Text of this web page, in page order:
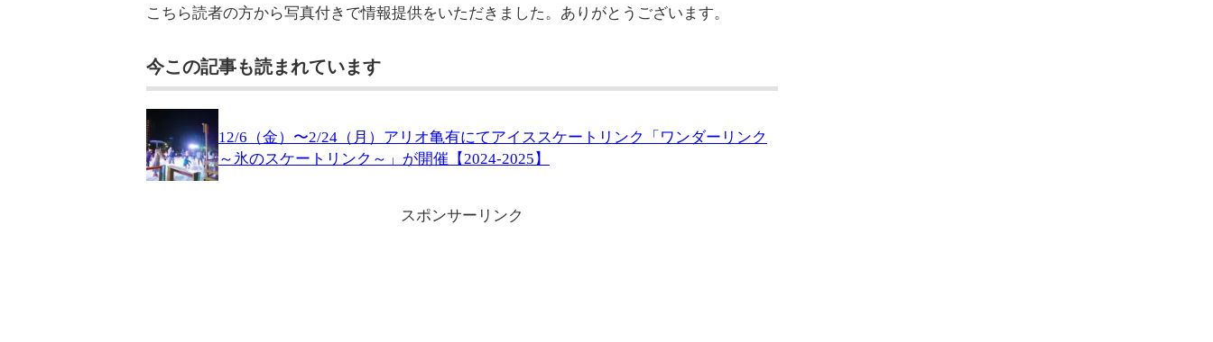
こちら読者の方から写真付きで情報提供をいただきました。ありがとうございます。
今この記事も読まれています
12/6（金）〜2/24（月）アリオ亀有にてアイススケートリンク「ワンダーリンク
～氷のスケートリンク～」が開催【2024-2025】
スポンサーリンク